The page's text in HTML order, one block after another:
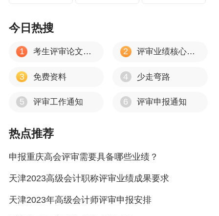
今日热搜
1 考生评审论文建议 2 评审业绩核心资料
3 免费资料 4 少走弯路
5 评审工作通知 6 评审申报通知
热点推荐
申报重庆高会评审需要具备哪些业绩？
天津2023高级会计职称评审业绩成果要求
天津2023年高级会计师评审申报安排